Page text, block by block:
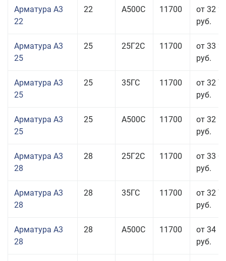
Арматура А3
22
22 А500С 11700
от 32
руб.
Арматура А3
25
25 25Г2С 11700
от 33
руб.
Арматура А3
25
25 35ГС 11700
от 32
руб.
Арматура А3
25
25 А500С 11700
от 32
руб.
Арматура А3
28
28 25Г2С 11700
от 33
руб.
Арматура А3
28
28 35ГС 11700
от 32
руб.
Арматура А3
28
28 А500С 11700
от 34
руб.